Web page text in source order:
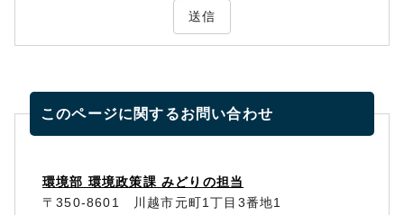
送信
このページに関するお問い合わせ
環境部 環境政策課 みどりの担当
〒350-8601 川越市元町1丁目3番地1